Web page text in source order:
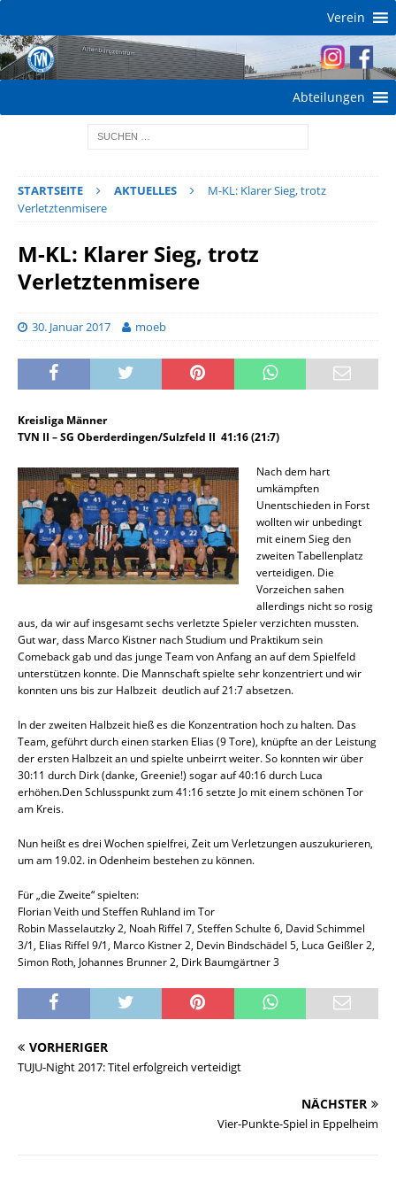
Verein
Abteilungen
STARTSEITE AKTUELLES
M-KL: Klarer Sieg, trotz
Verletztenmisere
M-KL: Klarer Sieg, trotz
Verletztenmisere
30. Januar 2017 moeb
Kreisliga Männer
TVN II – SG Oberderdingen/Sulzfeld II 41:16 (21:7)
Nach dem hart
umkämpften
Unentschieden in Forst
wollten wir unbedingt
mit einem Sieg den
zweiten Tabellenplatz
verteidigen. Die
Vorzeichen sahen
allerdings nicht so rosig
aus, da wir auf insgesamt sechs verletzte Spieler verzichten mussten.
Gut war, dass Marco Kistner nach Studium und Praktikum sein
Comeback gab und das junge Team von Anfang an auf dem Spielfeld
unterstützen konnte. Die Mannschaft spielte sehr konzentriert und wir
konnten uns bis zur Halbzeit deutlich auf 21:7 absetzen.
In der zweiten Halbzeit hieß es die Konzentration hoch zu halten. Das
Team, geführt durch einen starken Elias (9 Tore), knüpfte an der Leistung
der ersten Halbzeit an und spielte unbeirrt weiter. So konnten wir über
30:11 durch Dirk (danke, Greenie!) sogar auf 40:16 durch Luca
erhöhen.Den Schlusspunkt zum 41:16 setzte Jo mit einem schönen Tor
am Kreis.
Nun heißt es drei Wochen spielfrei, Zeit um Verletzungen auszukurieren,
um am 19.02. in Odenheim bestehen zu können.
Für „die Zweite“ spielten:
Florian Veith und Steffen Ruhland im Tor
Robin Masselautzky 2, Noah Riffel 7, Steffen Schulte 6, David Schimmel
3/1, Elias Riffel 9/1, Marco Kistner 2, Devin Bindschädel 5, Luca Geißler 2,
Simon Roth, Johannes Brunner 2, Dirk Baumgärtner 3
VORHERIGER
TUJU-Night 2017: Titel erfolgreich verteidigt
NÄCHSTER
Vier-Punkte-Spiel in Eppelheim